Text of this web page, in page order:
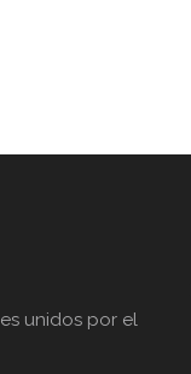
unidos por el